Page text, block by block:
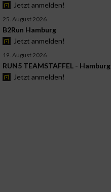
Jetzt anmelden!
25. August 2026
B2Run Hamburg
Jetzt anmelden!
19. August 2026
RUN5 TEAMSTAFFEL - Hamburg
Jetzt anmelden!